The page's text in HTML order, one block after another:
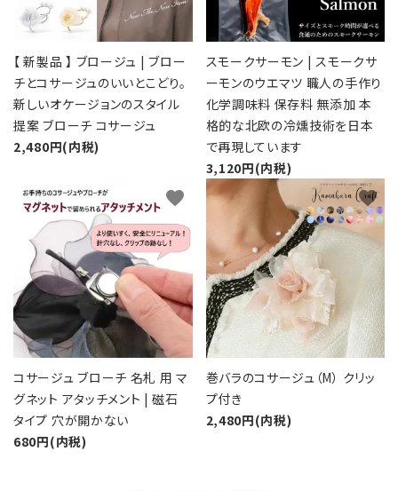
【 新製品 】 ブロージュ | ブロー
チとコサージュのいいとこどり。
新しいオケージョンのスタイル
提案 ブローチ コサージュ
2,480円(内税)
スモークサーモン | スモークサ
ーモンのウエマツ 職人の手作り
化学調味料 保存料 無添加 本
格的な北欧の冷燻技術を日本
で再現しています
3,120円(内税)
コサージュ ブローチ 名札 用 マ
グネット アタッチメント | 磁石
タイプ 穴が開かない
680円(内税)
favorite
巻バラのコサージュ（M） クリッ
プ付き
2,480円(内税)
favorite